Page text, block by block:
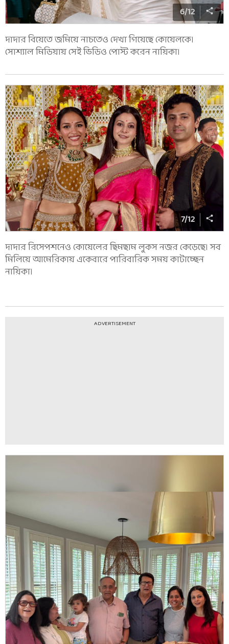
6/12
দাদার বিয়েতে জমিয়ে নাচতেও দেখা গিয়েছে কোয়েলকে।
সোশ্যাল মিডিয়ায় সেই ভিডিও পোস্ট করেন নায়িকা।
7/12
দাদার রিসেপশনেও কোয়েলের ছিমছাম লুকস নজর কেড়েছে। সব
মিলিয়ে আমেরিকায় একেবারে পারিবারিক সময় কাটাচ্ছেন
নায়িকা।
ADVERTISEMENT